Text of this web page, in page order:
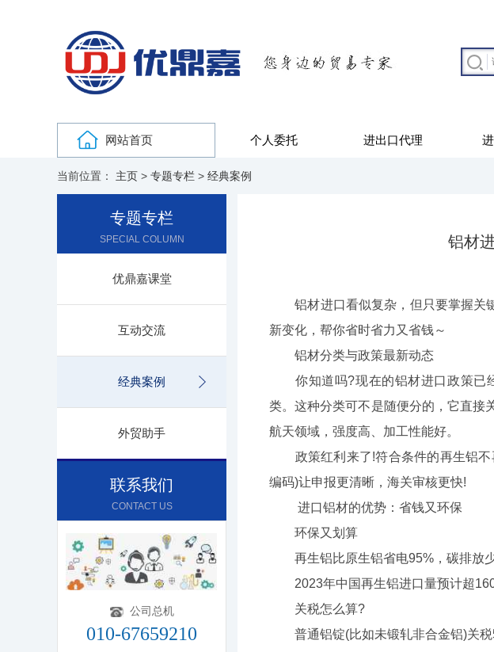
网站首页 个人委托 进出口代理
当前位置： 主页 > 专题专栏 > 经典案例
专题专栏
SPECIAL COLUMN
优鼎嘉课堂
互动交流
经典案例
外贸助手
联系我们
CONTACT US
公司总机
010-67659210
铝材
铝材进口看似复杂，但只要掌握关键
新变化，帮你省时省力又省钱～
铝材分类与政策最新动态
你知道吗?现在的铝材进口政策已经
类。这种分类可不是随便分的，它直接
航天领域，强度高、加工性能好。
政策红利来了!符合条件的再生铝不
编码)让申报更清晰，海关审核更快!
进口铝材的优势：省钱又环保
环保又划算
再生铝比原生铝省电95%，碳排放少
2023年中国再生铝进口量预计超160
关税怎么算?
普通铝锭(比如未锻轧非合金铝)关税